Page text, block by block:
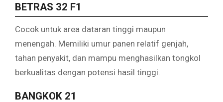
BETRAS 32 F1
Cocok untuk area dataran tinggi maupun
menengah. Memiliki umur panen relatif genjah,
tahan penyakit, dan mampu menghasilkan tongkol
berkualitas dengan potensi hasil tinggi.
BANGKOK 21